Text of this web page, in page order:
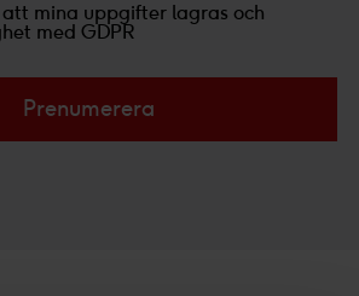
att mina uppgifter lagras och
med GDPR
Prenumerera